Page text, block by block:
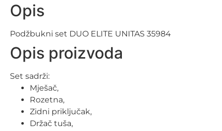
Opis
Podžbukni set DUO ELITE UNITAS 35984
Opis proizvoda
Set sadrži:
Mješač,
Rozetna,
Zidni priključak,
Držač tuša,